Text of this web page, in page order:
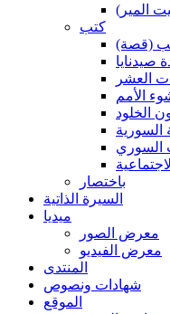
المير)
كتب
(قصة)
صيدنايا
العشر
الأمم
الخلود
السورية
السوري
باختصار
السيرة الذاتية
ميديا
معرض الصور
معرض الفيديو
المنتدى
شهادات ونصوص
الموقع